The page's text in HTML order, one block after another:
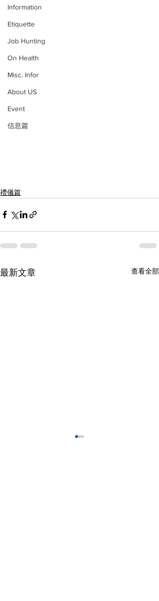
Information
Etiquette
Job Hunting
On Health
Misc. Infor
About US
Event
信息篇
禮儀篇
最新文章 查看全部